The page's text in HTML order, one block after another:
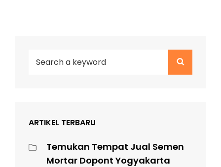
Search
ARTIKEL TERBARU
Temukan Tempat Jual Semen
Mortar Dopont Yogyakarta